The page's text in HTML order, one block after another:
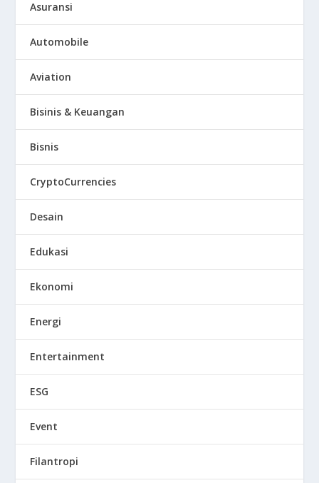
Asuransi
Automobile
Aviation
Bisinis & Keuangan
Bisnis
CryptoCurrencies
Desain
Edukasi
Ekonomi
Energi
Entertainment
ESG
Event
Filantropi